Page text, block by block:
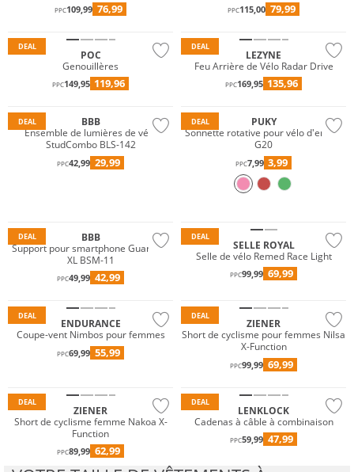
PPC109,99 76,99 PPC115,00 79,99
DEAL
POC
Genouillères
PPC149,95 119,96
DEAL
LEZYNE
Feu Arrière de Vélo Radar Drive
PPC169,95 135,96
DEAL
BBB
Ensemble de lumières de vélo
StudCombo BLS-142
PPC42,99 29,99
DEAL
PUKY
Sonnette rotative pour vélo d'enfant
G20
PPC7,99 3,99
DEAL
BBB
Support pour smartphone Guardian
XL BSM-11
PPC49,99 42,99
DEAL
SELLE ROYAL
Selle de vélo Remed Race Light
PPC99,99 69,99
DEAL
ENDURANCE
Coupe-vent Nimbos pour femmes
PPC69,99 55,99
DEAL
ZIENER
Short de cyclisme pour femmes Nilsa
X-Function
PPC99,99 69,99
DEAL
ZIENER
Short de cyclisme femme Nakoa X-
Function
PPC89,99 62,99
DEAL
LENKLOCK
Cadenas à câble à combinaison
PPC59,99 47,99